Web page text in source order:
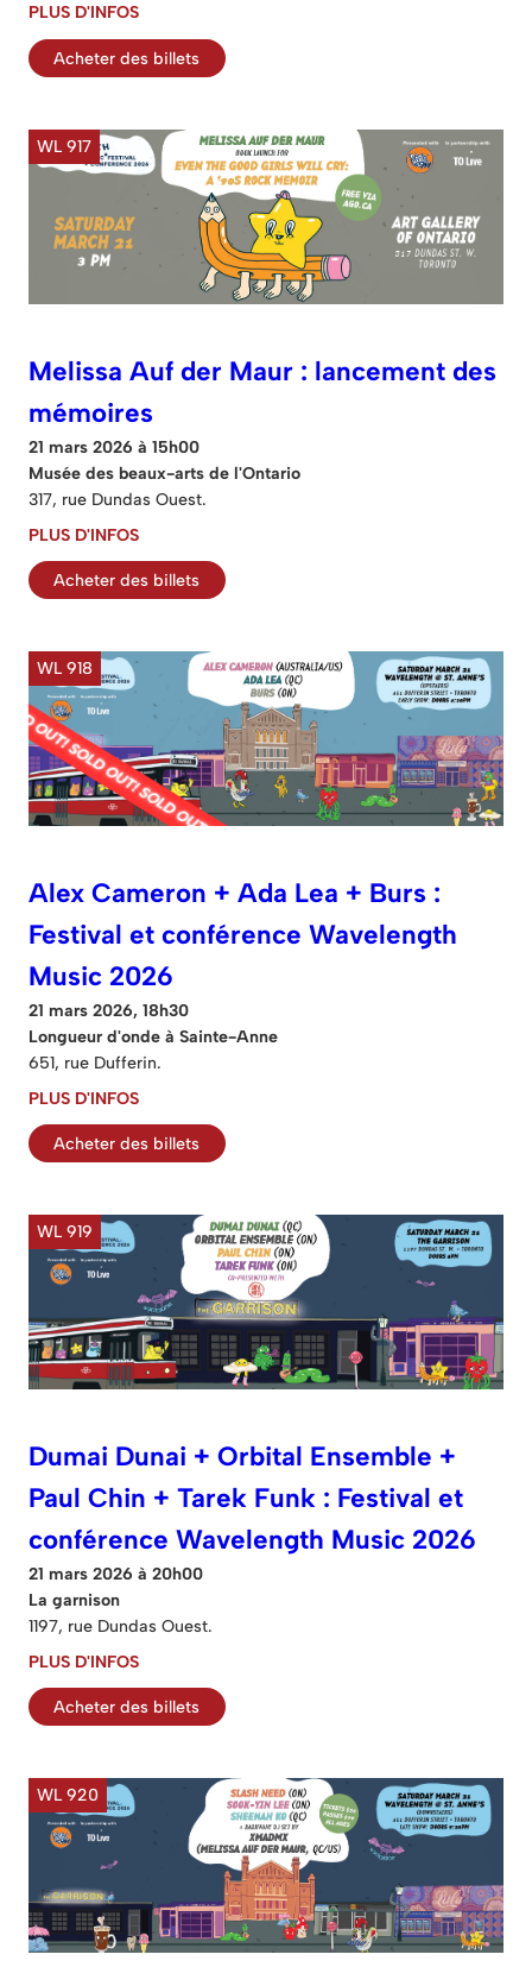
PLUS D'INFOS
Acheter des billets
WL 917
Melissa Auf der Maur : lancement des
mémoires
21 mars 2026 à 15h00
Musée des beaux-arts de l'Ontario
317, rue Dundas Ouest.
PLUS D'INFOS
Acheter des billets
WL 918
Alex Cameron + Ada Lea + Burs :
Festival et conférence Wavelength
Music 2026
21 mars 2026, 18h30
Longueur d'onde à Sainte-Anne
651, rue Dufferin.
PLUS D'INFOS
Acheter des billets
WL 919
Dumai Dunai + Orbital Ensemble +
Paul Chin + Tarek Funk : Festival et
conférence Wavelength Music 2026
21 mars 2026 à 20h00
La garnison
1197, rue Dundas Ouest.
PLUS D'INFOS
Acheter des billets
WL 920